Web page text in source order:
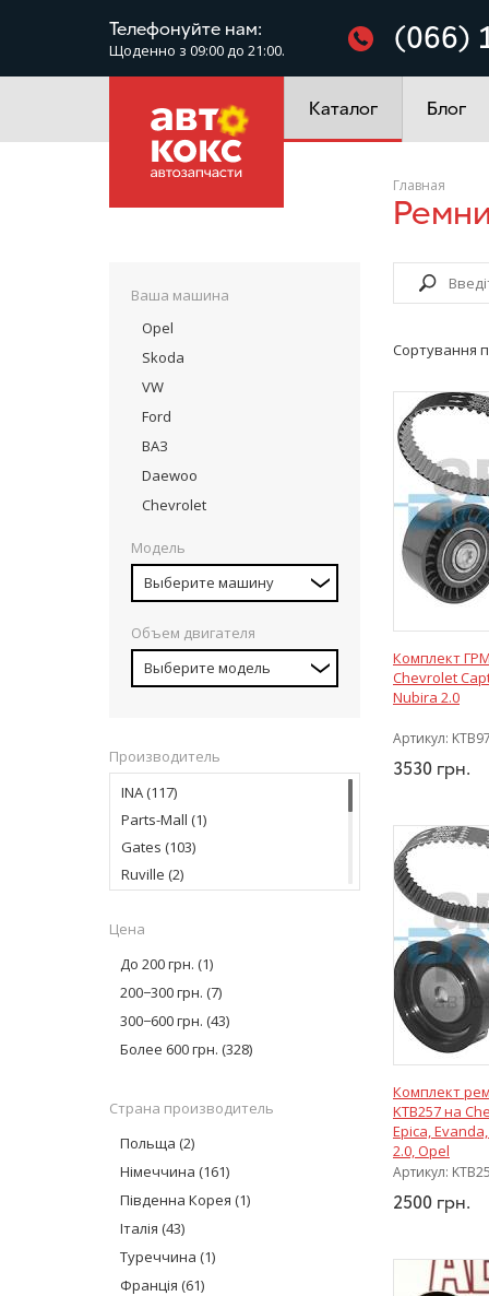
Телефонуйте нам:
Щоденно з 09:00 до 21:00. (066)
Каталог
Електроустаткування
Блог
Ваша машина
Opel
Skoda
VW
Ford
ВАЗ
Daewoo
Chevrolet
Модель
Выберите машину
Объем двигателя
Выберите модель
Производитель
INA(117)
Parts-Mall (1)
Gates (103)
Ruville (2)
Magneti Marelli
Bosch
Dayco(43)
VALEO (1)
Hepu(1)
NTN-SNR(61)
Цена
До 200 грн. (1)
200−300 грн. (7)
300−600 грн. (43)
Более 600 грн. (328)
Страна производитель
Польща (2)
Німеччина (161)
Південна Корея (1)
Італія (43)
Туреччина (1)
Франція (61)
Главная
Сортування
Комплект
Chevrolet
Nubira 2.0
Артикул:
3530 грн.
Комплект
KTB257 на
Epica,
2.0, Opel
Артикул:
2500 грн.